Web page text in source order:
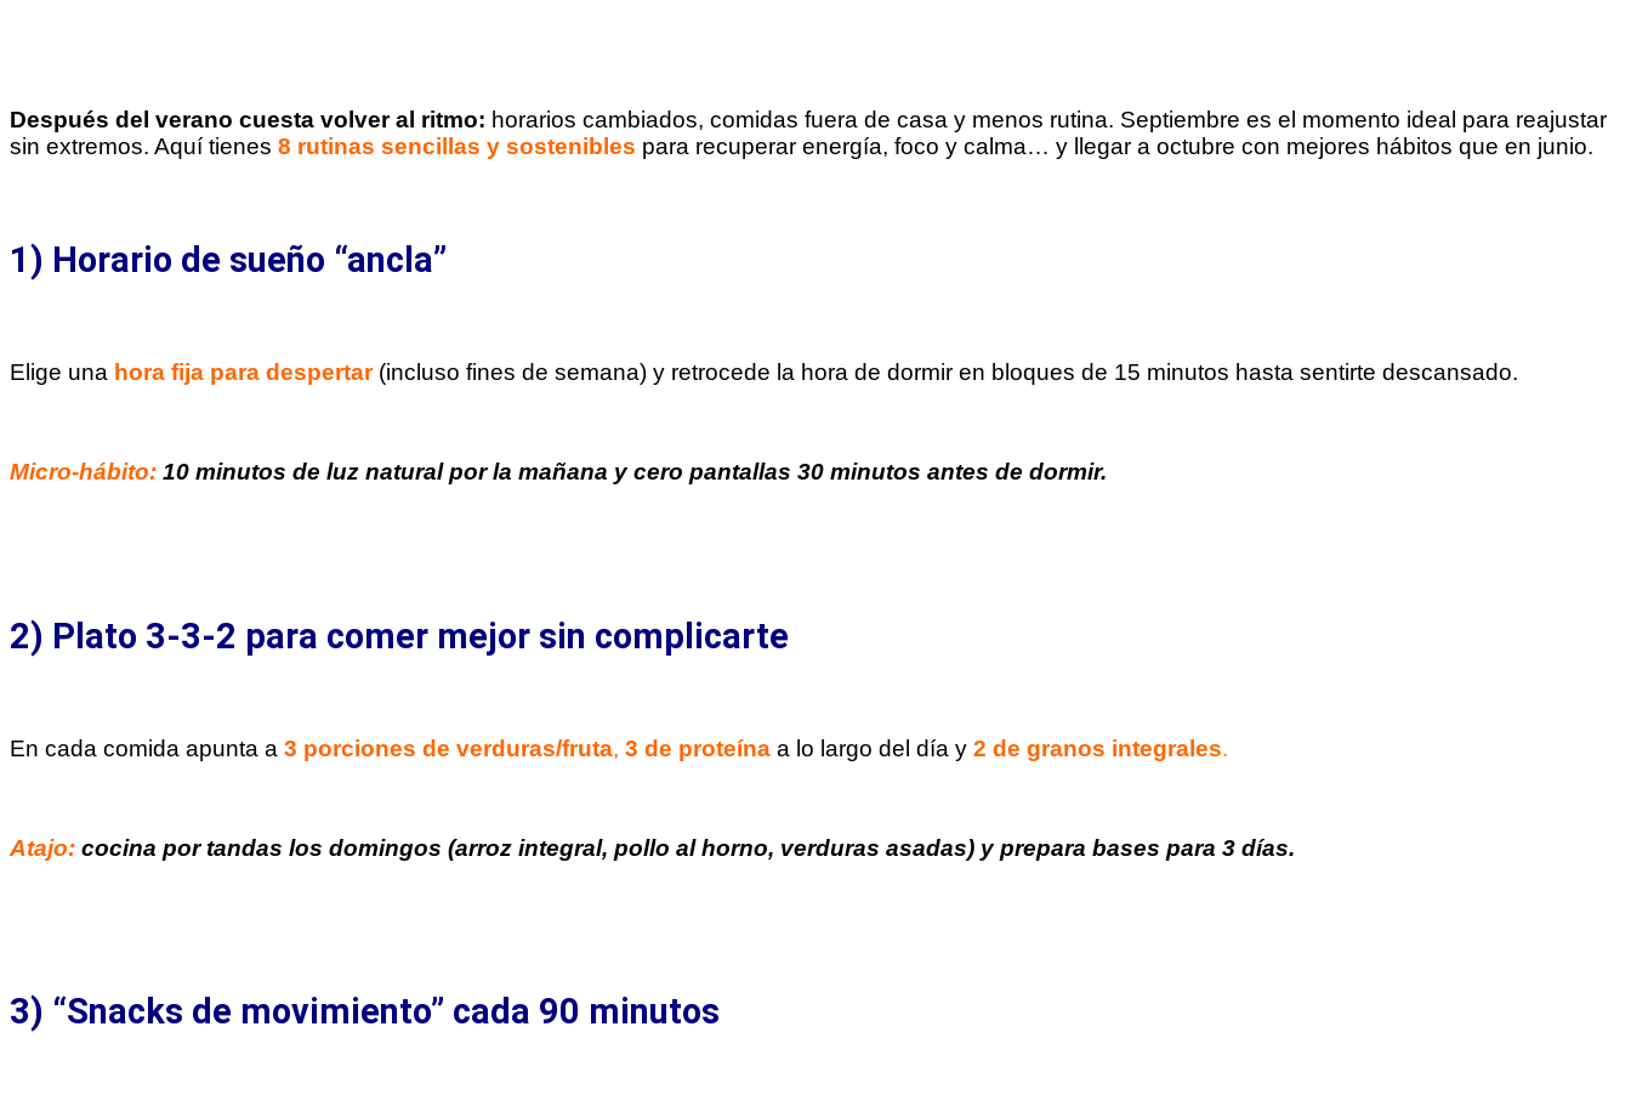
Después del verano cuesta volver al ritmo: horarios cambiados, comidas fuera de casa y menos rutina. Septiembre es el momento ideal para reajustar
sin extremos. Aquí tienes 8 rutinas sencillas y sostenibles para recuperar energía, foco y calma… y llegar a octubre con mejores hábitos que en junio.
1) Horario de sueño “ancla”
Elige una hora fija para despertar (incluso fines de semana) y retrocede la hora de dormir en bloques de 15 minutos hasta sentirte descansado.
Micro-hábito: 10 minutos de luz natural por la mañana y cero pantallas 30 minutos antes de dormir.
2) Plato 3-3-2 para comer mejor sin complicarte
En cada comida apunta a 3 porciones de verduras/fruta, 3 de proteína a lo largo del día y 2 de granos integrales.
Atajo: cocina por tandas los domingos (arroz integral, pollo al horno, verduras asadas) y prepara bases para 3 días.
3) “Snacks de movimiento” cada 90 minutos